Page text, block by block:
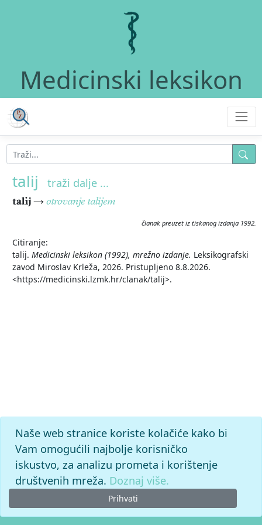
Medicinski leksikon
talij traži dalje ...
talij → otrovanje talijem
članak preuzet iz tiskanog izdanja 1992.
Citiranje:
talij. Medicinski leksikon (1992), mrežno izdanje. Leksikografski
zavod Miroslav Krleža, 2026. Pristupljeno 8.8.2026.
<https://medicinski.lzmk.hr/clanak/talij>.
Naše web stranice koriste kolačiće kako bi
Vam omogućili najbolje korisničko
iskustvo, za analizu prometa i korištenje
društvenih mreža. Doznaj više.
Prihvati
© 2026. -Leksikografski zavodMiroslav Krleža